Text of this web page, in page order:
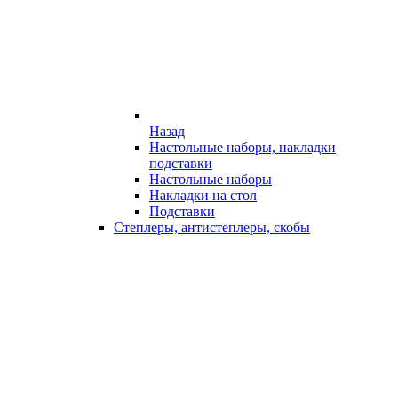
Назад
Настольные наборы, накладки
подставки
Настольные наборы
Накладки на стол
Подставки
Степлеры, антистеплеры, скобы